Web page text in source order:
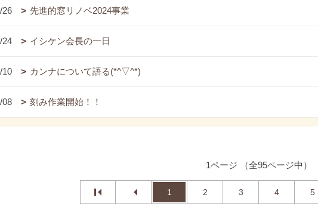
26 先進的窓リノベ2024事業
24 イシケン会長の一日
10 カンナについて語る(*^▽^*)
08 刻み作業開始！！
1ページ （全95ページ中）
1 2 3 4 5